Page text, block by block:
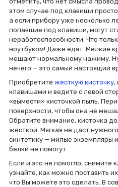
этом случае под клавиши
а если прибору уже несколько
попавшие под клавиши, могут
неработоспособности. Что
ноутбуком! Даже едят. Мелкие
мешают нормальному нажиму.
нечего — это самый настоящий
Приобретите жесткую кисточку,
клавишами и ведите с левой
«вымести» кисточкой пыль.
поверхности, чтобы она не
Обратите внимание, кисточка
жесткой. Мягкая не даст
синтетику — милые экземпляры
белки не помогут.
Если и это не помогло, снимите
узнайте, как можно поставить
что Вы можете это сделать. В